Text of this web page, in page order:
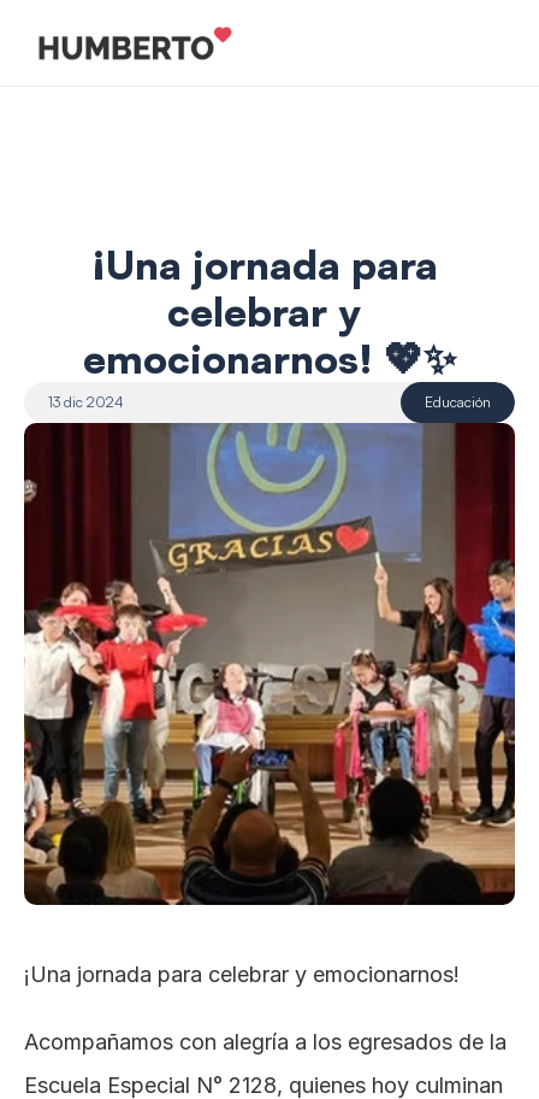
¡Una jornada para
celebrar y
emocionarnos! 💖✨
13 dic 2024 Educación
¡Una jornada para celebrar y emocionarnos!
Acompañamos con alegría a los egresados de la
Escuela Especial N° 2128, quienes hoy culminan